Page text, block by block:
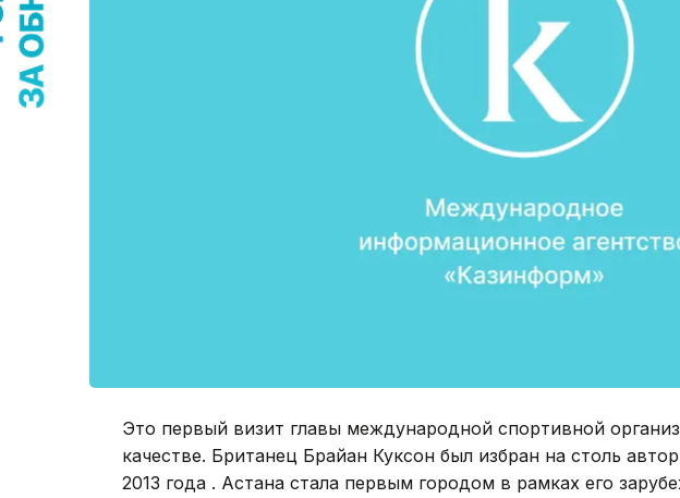
Это первый визит главы международной спортивной
качестве. Британец Брайан Куксон был избран на столь
2013 года . Астана стала первым городом в рамках его